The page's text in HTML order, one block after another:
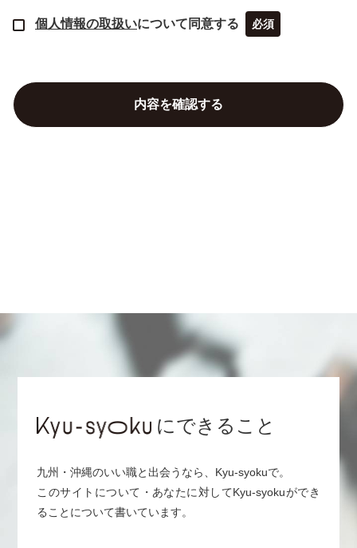
個人情報の取扱いについて同意する 必須
にできること
九州・沖縄のいい職と出会うなら、Kyu-syokuで。
このサイトについて・あなたに対してKyu-syokuができ
ることについて書いています。